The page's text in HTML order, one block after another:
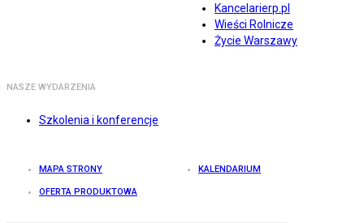
Kancelarierp.pl
Wieści Rolnicze
Życie Warszawy
NASZE WYDARZENIA
Szkolenia i konferencje
MAPA STRONY KALENDARIUM
OFERTA PRODUKTOWA